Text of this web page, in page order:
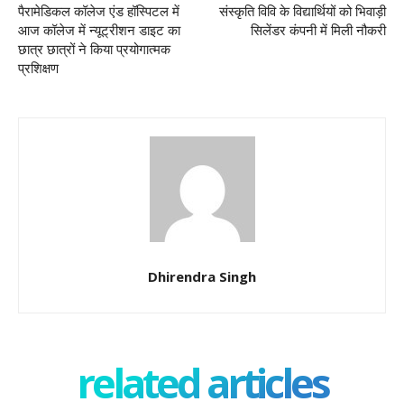
पैरामेडिकल कॉलेज एंड हॉस्पिटल में
आज कॉलेज में न्यूट्रीशन डाइट का
छात्र छात्रों ने किया प्रयोगात्मक
प्रशिक्षण
संस्कृति विवि के विद्यार्थियों को भिवाड़ी
सिलेंडर कंपनी में मिली नौकरी
Dhirendra Singh
related articles